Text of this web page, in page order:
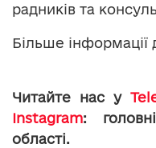
радників та
Більше інформації
Читайте нас у
Instagram:
області.